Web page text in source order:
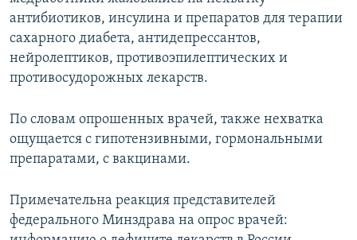
антибиотиков, инсулина и препаратов для терапии
сахарного диабета, антидепрессантов,
нейролептиков, противоэпилептических и
противосудорожных лекарств.
По словам опрошенных врачей, также нехватка
ощущается с гипотензивными, гормональными
препаратами, с вакцинами.
Примечательна реакция представителей
федерального Минздрава на опрос врачей: